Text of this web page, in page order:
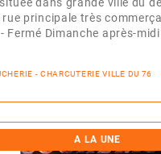
dans grande ville du
rue principale très
Fermé Dimanche après-
- CHARCUTERIE VILLE DU 76
A LA UNE